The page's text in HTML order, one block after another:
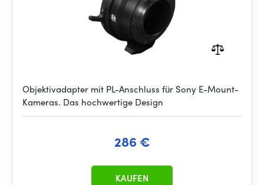
Objektivadapter mit PL-Anschluss für Sony E-Mount-
Kameras. Das hochwertige Design
286 €
KAUFEN